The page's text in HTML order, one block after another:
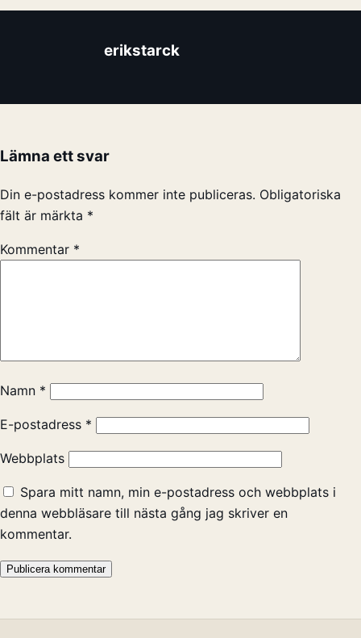
erikstarck
Lämna ett svar
Din e-postadress kommer inte publiceras. Obligatoriska
fält är märkta *
Kommentar *
Namn *
E-postadress *
Webbplats
Spara mitt namn, min e-postadress och webbplats i
denna webbläsare till nästa gång jag skriver en
kommentar.